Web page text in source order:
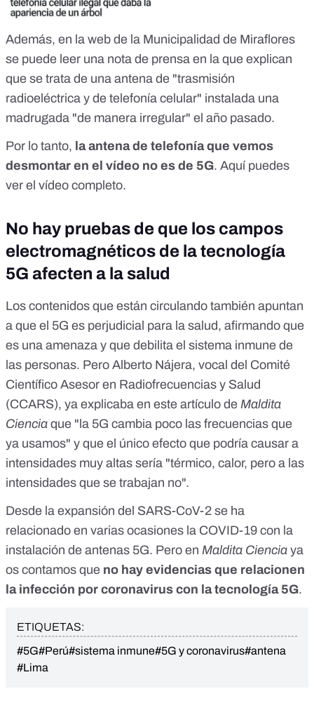
Además, en la web de la Municipalidad de Miraflores
se puede leer una nota de prensa en la que explican
que se trata de una antena de "trasmisión
radioeléctrica y de telefonía celular" instalada una
madrugada "de manera irregular" el año pasado.
Por lo tanto, la antena de telefonía que vemos
desmontar en el vídeo no es de 5G. Aquípuedes
ver el vídeo completo.
No hay pruebas de que los campos
electromagnéticos de la tecnología
5G afecten a la salud
Los contenidos que están circulando también apuntan
a que el 5G es perjudicial para la salud, afirmando que
es una amenaza y que debilita el sistema inmune de
las personas. Pero Alberto Nájera, vocal del Comité
Científico Asesor en Radiofrecuencias y Salud
(CCARS), ya explicaba en este artículo de Maldita
Ciencia que "la 5G cambia poco las frecuencias que
ya usamos" y que el único efecto que podría causar a
intensidades muy altas sería "térmico, calor, pero a las
intensidades que se trabajan no".
Desde la expansión del SARS-CoV-2 se ha
relacionado en varias ocasiones la COVID-19 con la
instalación de antenas 5G. Pero en Maldita Ciencia ya
os contamos que no hay evidencias que relacionen
la infección por coronavirus con la tecnología 5G.
ETIQUETAS:
#5G#Perú#sistema inmune#5G y coronavirus#antena
#Lima